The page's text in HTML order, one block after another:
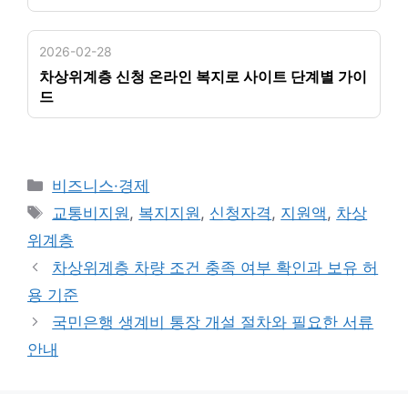
2026-02-28
차상위계층 신청 온라인 복지로 사이트 단계별 가이
드
카
테
리
비즈니스·경제
태
그
교통비지원 , 복지지원 , 신청자격 , 지원액 , 차상
위계층
차상위계층 차량 조건 충족 여부 확인과 보유 허
용 기준
국민은행 생계비 통장 개설 절차와 필요한 서류
안내